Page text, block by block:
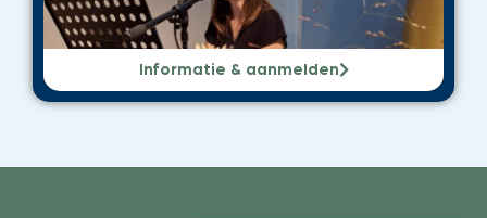
Informatie & aanmelden